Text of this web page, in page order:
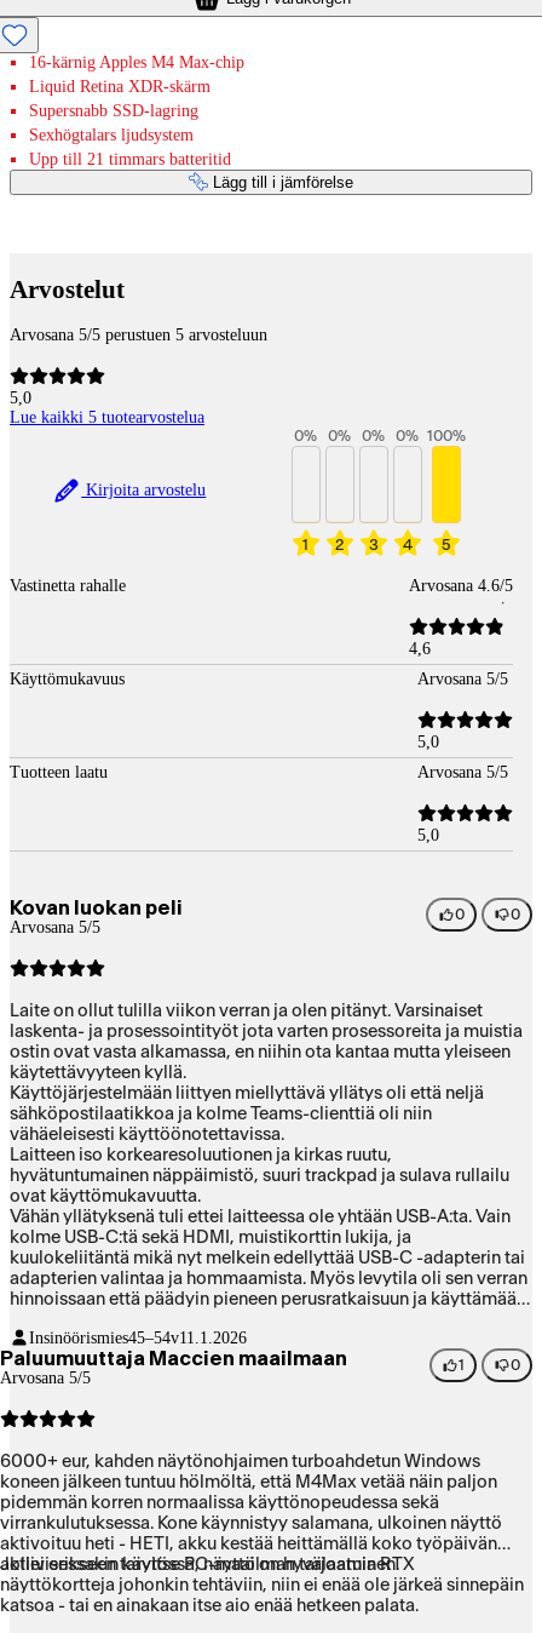
16-kärnig Apples M4 Max-chip
Liquid Retina XDR-skärm
Supersnabb SSD-lagring
Sexhögtalars ljudsystem
Upp till 21 timmars batteritid
Lägg till i jämförelse
Arvostelut
Arvosana 5/5 perustuen 5 arvosteluun
5,0
Lue kaikki 5 tuotearvostelua
Kirjoita arvostelu
1
0%
2
0%
3
0%
4
0%
5
100%
Vastinetta rahalle Arvosana 4.6/5
4,6
Käyttömukavuus
Arvosana 5/5
5,0
Tuotteen laatu
Arvosana 5/5
5,0
Kovan luokan peli
Arvosana 5/5
0 0
Laite on ollut tulilla viikon verran ja olen pitänyt. Varsinaiset
laskenta- ja prosessointityöt jota varten prosessoreita ja muistia
ostin ovat vasta alkamassa, en niihin ota kantaa mutta yleiseen
käytettävyyteen kyllä.
Käyttöjärjestelmään liittyen miellyttävä yllätys oli että neljä
sähköpostilaatikkoa ja kolme Teams-clienttiä oli niin
vähäeleisesti käyttöönotettavissa.
Laitteen iso korkearesoluutionen ja kirkas ruutu,
hyvätuntumainen näppäimistö, suuri trackpad ja sulava rullailu
ovat käyttömukavuutta.
Vähän yllätyksenä tuli ettei laitteessa ole yhtään USB-A:ta. Vain
kolme USB-C:tä sekä HDMI, muistikorttin lukija, ja
kuulokeliitäntä mikä nyt melkein edellyttää USB-C -adapterin tai
adapterien valintaa ja hommaamista. Myös levytila oli sen verran
hinnoissaan että päädyin pieneen perusratkaisuun ja käyttämään
Insinöörismies45–54v11.1.2026
Paluumuuttaja Maccien maailmaan
Arvosana 5/5
1 0
6000+ eur, kahden näytönohjaimen turboahdetun Windows
koneen jälkeen tuntuu hölmöltä, että M4Max vetää näin paljon
pidemmän korren normaalissa käyttönopeudessa sekä
virrankulutuksessa. Kone käynnistyy salamana, ulkoinen näyttö
aktivoituu heti - HETI, akku kestää heittämällä koko työpäivän
aktiivisessakin käytössä, näyttö on hyvälaatuinen.
Jollei erikseen tarvitse PC-maailman tarjoamia RTX
näyttökortteja johonkin tehtäviin, niin ei enää ole järkeä sinnepäin
katsoa - tai en ainakaan itse aio enää hetkeen palata.